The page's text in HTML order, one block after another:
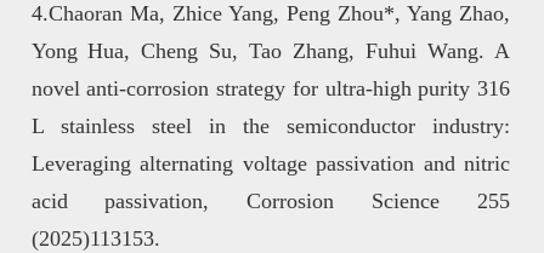
4.Chaoran Ma, Zhice Yang, Peng Zhou*, Yang Zhao,
Yong Hua, Cheng Su, Tao Zhang, Fuhui Wang. A
novel anti-corrosion strategy for ultra-high purity 316
L stainless steel in the semiconductor industry:
Leveraging alternating voltage passivation and nitric
acid passivation, Corrosion Science 255
(2025)113153.